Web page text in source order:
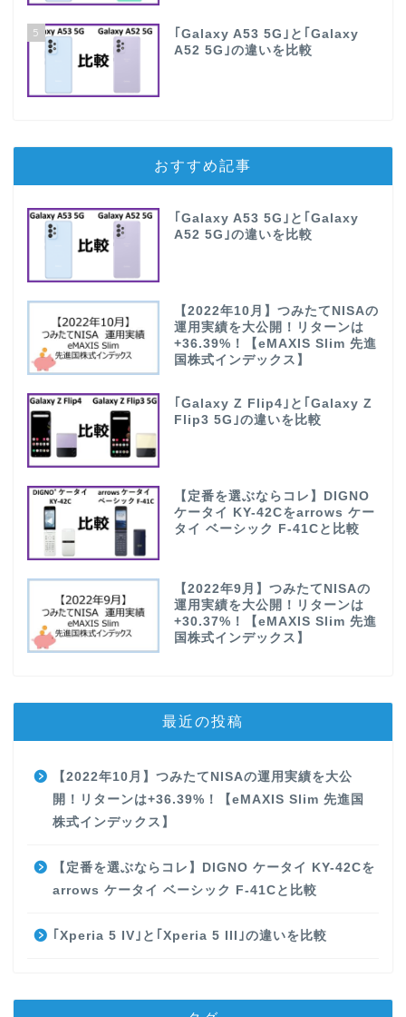
5
｢Galaxy A53 5G｣と｢Galaxy
A52 5G｣の違いを比較
おすすめ記事
｢Galaxy A53 5G｣と｢Galaxy
A52 5G｣の違いを比較
【2022年10月】つみたてNISAの
運用実績を大公開！リターンは
+36.39%！【eMAXIS Slim 先進
国株式インデックス】
｢Galaxy Z Flip4｣と｢Galaxy Z
Flip3 5G｣の違いを比較
【定番を選ぶならコレ】DIGNO
ケータイ KY-42Cをarrows ケー
タイ ベーシック F-41Cと比較
【2022年9月】つみたてNISAの
運用実績を大公開！リターンは
+30.37%！【eMAXIS Slim 先進
国株式インデックス】
最近の投稿
【2022年10月】つみたてNISAの運用実績を大公
開！リターンは+36.39%！【eMAXIS Slim 先進国
株式インデックス】
【定番を選ぶならコレ】DIGNO ケータイ KY-42Cを
arrows ケータイ ベーシック F-41Cと比較
｢Xperia 5 IV｣と｢Xperia 5 III｣の違いを比較